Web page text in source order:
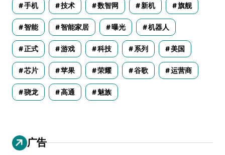
手机 技术 数智网 新机 旗舰
智能 智能家居 曝光 机器人
正式 游戏 科技 系列 美国
芯片 苹果 荣耀 谷歌 运营商
骁龙 高通 魅族
广告